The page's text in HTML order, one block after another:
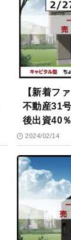
【新着フ
不動産31
後出資40％
2024/02/14